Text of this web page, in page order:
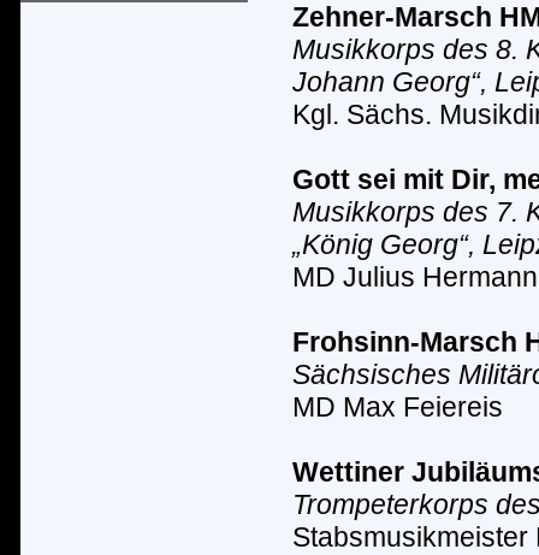
Zehner-Marsch
Musikkorps des 8.
Johann Georg“,
Kgl. Sächs.
Gott sei mit Dir,
Musikkorps des 7.
„König Georg“,
MD Julius
Frohsinn-Marsch
Sächsisches Militä
MD Max Feiereis
Wettiner
Trompeterkorps
Stabsmusikmeister